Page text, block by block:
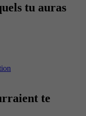
tu auras
te